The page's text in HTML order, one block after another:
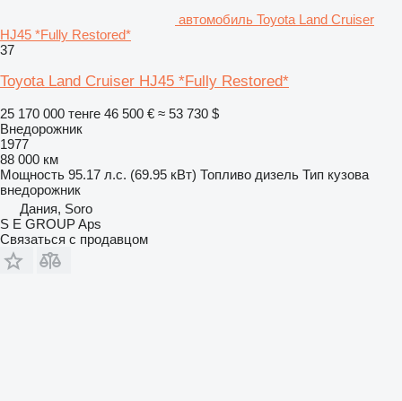
автомобиль Toyota Land Cruiser
HJ45 *Fully Restored*
37
Toyota Land Cruiser HJ45 *Fully Restored*
25 170 000 тенге 46 500 € ≈ 53 730 $
Внедорожник
1977
88 000 км
Мощность 95.17 л.с. (69.95 кВт) Топливо дизель Тип кузова
внедорожник
Дания, Soro
S E GROUP Aps
Связаться с продавцом